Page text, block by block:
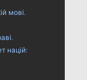
мові.
націй: